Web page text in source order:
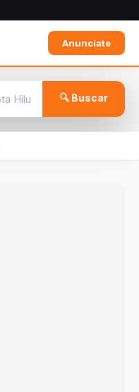
Anunciate
🔍 Buscar